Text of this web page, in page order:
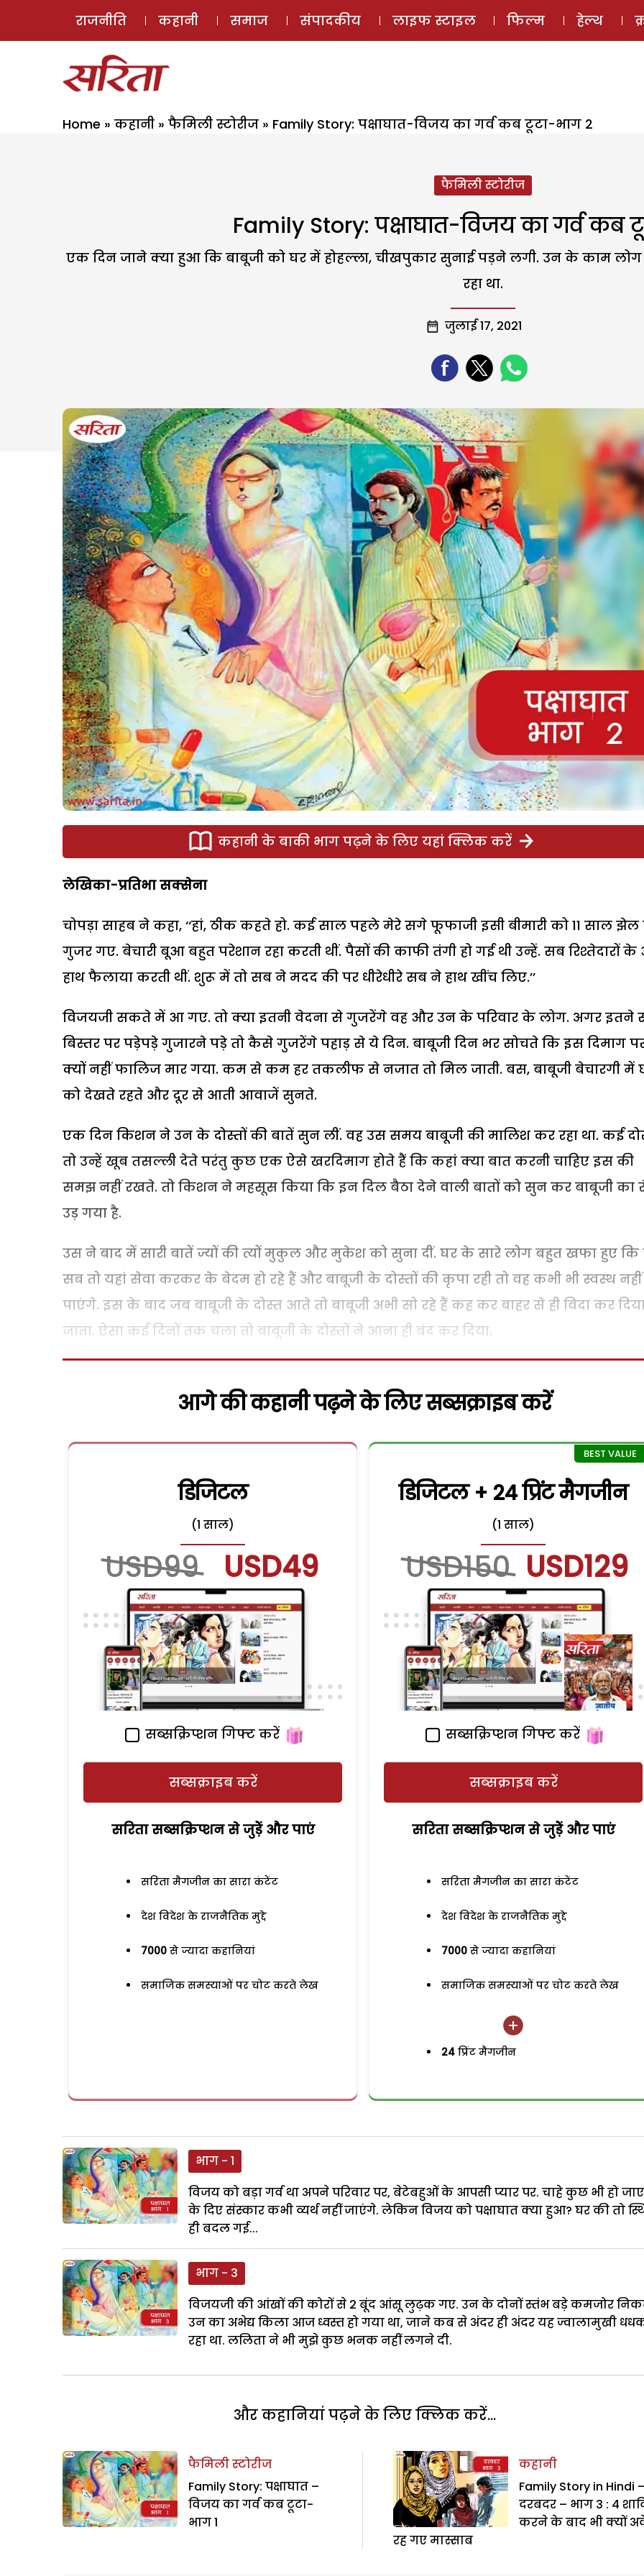
ई-मैगज़ीन
राजनीति कहानी समाज संपादकीय लाइफ स्टाइल फिल्म हेल्थ
Home » कहानी » फैमिली स्टोरीज » Family Story: पक्षाघात-विजय का गर्व कब टूटा-भाग 2
फैमिली स्टोरीज
Family Story: पक्षाघात-विजय का गर्व कब
एक दिन जाने क्या हुआ कि बाबूजी को घर में होहल्ला, चीखपुकार सुनाई पड़ने लगी. उन के काम
रहा था.
जुलाई 17, 2021
कहानी के बाकी भाग पढ़ने के लिए यहां क्लिक करें
लेखिका-प्रतिभा सक्सेना
चोपड़ा साहब ने कहा, ‘‘हां, ठीक कहते हो. कई साल पहले मेरे सगे फूफाजी इसी बीमारी को 11 साल
गुजर गए. बेचारी बूआ बहुत परेशान रहा करती थीं. पैसों की काफी तंगी हो गई थी उन्हें. सब रिश्तेदारों
हाथ फैलाया करती थीं. शुरू में तो सब ने मदद की पर धीरेधीरे सब ने हाथ खींच लिए.’’
विजयजी सकते में आ गए. तो क्या इतनी वेदना से गुजरेंगे वह और उन के परिवार के लोग. अगर इतने
बिस्तर पर पड़ेपड़े गुजारने पड़े तो कैसे गुजरेंगे पहाड़ से ये दिन. बाबूजी दिन भर सोचते कि इस दिमाग
क्यों नहीं फालिज मार गया. कम से कम हर तकलीफ से नजात तो मिल जाती. बस, बाबूजी बेचारगी में
को देखते रहते और दूर से आती आवाजें सुनते.
एक दिन किशन ने उन के दोस्तों की बातें सुन लीं. वह उस समय बाबूजी की मालिश कर रहा था. कई
तो उन्हें खूब तसल्ली देते परंतु कुछ एक ऐसे खरदिमाग होते हैं कि कहां क्या बात करनी चाहिए इस की
समझ नहीं रखते. तो किशन ने महसूस किया कि इन दिल बैठा देने वाली बातों को सुन कर बाबूजी का
उड़ गया है.
उस ने बाद में सारी बातें ज्यों की त्यों मुकुल और मुकेश को सुना दीं. घर के सारे लोग बहुत खफा हुए कि
सब तो यहां सेवा करकर के बेदम हो रहे हैं और बाबूजी के दोस्तों की कृपा रही तो वह कभी भी स्वस्थ नहीं
पाएंगे. इस के बाद जब बाबूजी के दोस्त आते तो बाबूजी अभी सो रहे हैं कह कर बाहर से ही विदा कर
जाता. ऐसा कई दिनों तक चला तो बाबूजी के दोस्तों ने आना ही बंद कर दिया.
आगे की कहानी पढ़ने के लिए सब्सक्राइब करें
डिजिटल
(1 साल)
USD99 USD49
सब्सक्रिप्शन गिफ्ट करें
सब्सक्राइब करें
सरिता सब्सक्रिप्शन से जुड़ेें और पाएं
सरिता मैगजीन का सारा कंटेंट
देश विदेश के राजनैतिक मुद्दे
7000 से ज्यादा कहानियां
समाजिक समस्याओं पर चोट करते लेख
डिजिटल + 24 प्रिंट मैगजीन
(1 साल)
USD150 USD129
सब्सक्रिप्शन गिफ्ट करें
सब्सक्राइब करें
सरिता सब्सक्रिप्शन से जुड़ेें और पाएं
सरिता मैगजीन का सारा कंटेंट
देश विदेश के राजनैतिक मुद्दे
7000 से ज्यादा कहानियां
समाजिक समस्याओं पर चोट करते लेख
24 प्रिंट मैगजीन
भाग - 1
विजय को बड़ा गर्व था अपने परिवार पर, बेटेबहुओं के आपसी प्यार पर. चाहे कुछ भी हो
के दिए संस्कार कभी व्यर्थ नहीं जाएंगे. लेकिन विजय को पक्षाघात क्या हुआ? घर की तो
ही बदल गई...
भाग - 3
विजयजी की आंखों की कोरों से 2 बूंद आंसू लुढ़क गए. उन के दोनों स्तंभ बड़े कमजोर
उन का अभेद्य किला आज ध्वस्त हो गया था, जाने कब से अंदर ही अंदर यह ज्वालामुखी
रहा था. ललिता ने भी मुझे कुछ भनक नहीं लगने दी.
और कहानियां पढ़ने के लिए क्लिक करें...
फैमिली स्टोरीज
Family Story: पक्षाघात –
विजय का गर्व कब टूटा-
भाग 1
कहानी
Family Story in Hindi
दरबदर – भाग 3 : 4
करने के बाद भी क्यों
रह गए मास्साब